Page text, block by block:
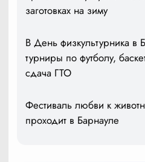
заготовках на зиму
В День физкультурника в
турниры по футболу,
сдача ГТО
Фестиваль любви к
проходит в Барнауле